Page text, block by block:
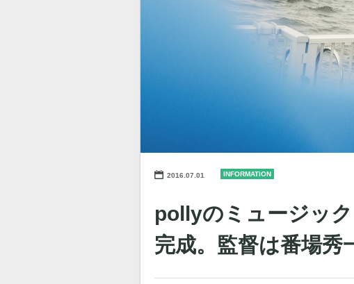
2016.07.01 INFORMATION
pollyのミュージッ
完成。監督は番場秀